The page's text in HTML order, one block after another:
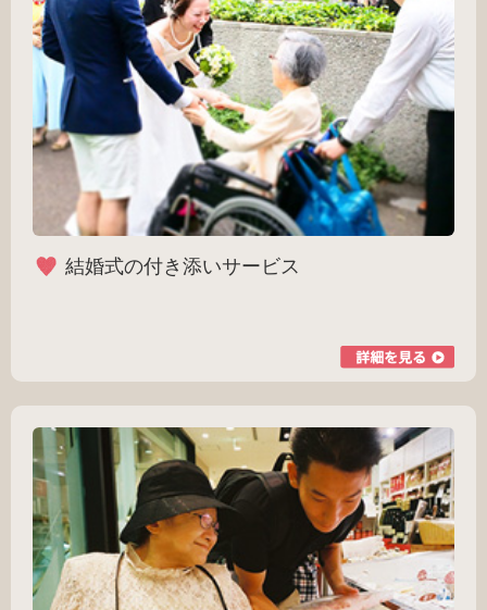
結婚式の付き添いサービス